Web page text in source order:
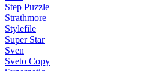
Step Puzzle
Strathmore
Stylefile
Super Star
Sven
Sveto Copy